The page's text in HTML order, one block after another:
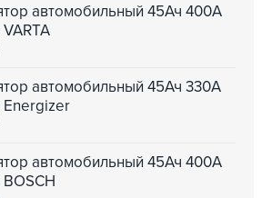
автомобильный 45Ач 400А
автомобильный 45Ач 330А
Energizer
автомобильный 45Ач 400А